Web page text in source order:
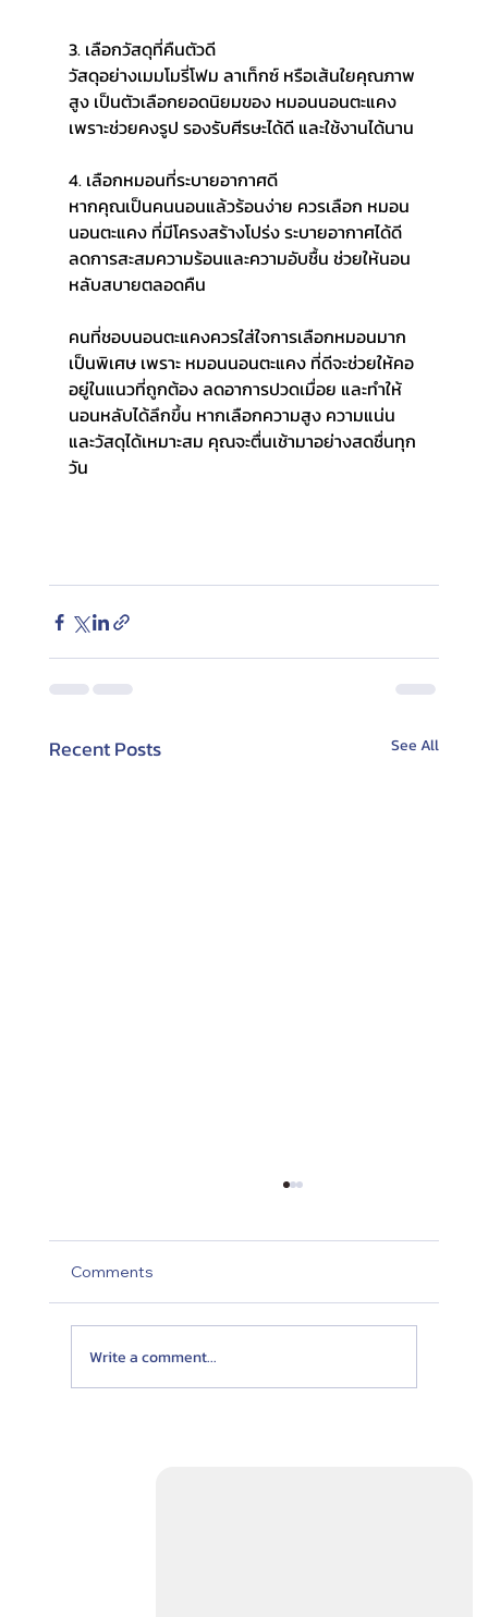
3. เลือกวัสดุที่คืนตัวดี
วัสดุอย่างเมมโมรี่โฟม ลาเท็กซ์ หรือเส้นใยคุณภาพ
สูง เป็นตัวเลือกยอดนิยมของ หมอนนอนตะแคง
เพราะช่วยคงรูป รองรับศีรษะได้ดี และใช้งานได้นาน
4. เลือกหมอนที่ระบายอากาศดี
หากคุณเป็นคนนอนแล้วร้อนง่าย ควรเลือก หมอน
นอนตะแคง ที่มีโครงสร้างโปร่ง ระบายอากาศได้ดี
ลดการสะสมความร้อนและความอับชื้น ช่วยให้นอน
หลับสบายตลอดคืน
คนที่ชอบนอนตะแคงควรใส่ใจการเลือกหมอนมาก
เป็นพิเศษ เพราะ หมอนนอนตะแคง ที่ดีจะช่วยให้คอ
อยู่ในแนวที่ถูกต้อง ลดอาการปวดเมื่อย และทำให้
นอนหลับได้ลึกขึ้น หากเลือกความสูง ความแน่น
และวัสดุได้เหมาะสม คุณจะตื่นเช้ามาอย่างสดชื่นทุก
วัน
Recent Posts See All
Comments
Write a comment...